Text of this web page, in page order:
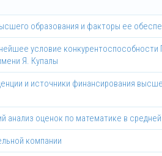
образования и факторы ее
условие конкурентоспособности
Я. Купалы
и источники финансирования
анализ оценок по математике в
компании